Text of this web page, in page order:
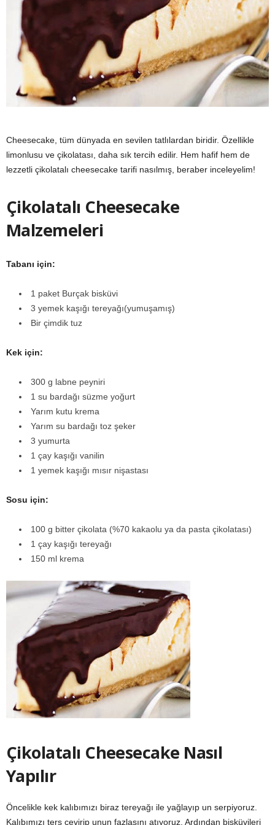
Cheesecake, tüm dünyada en sevilen tatlılardan biridir. Özellikle
limonlusu ve çikolatası, daha sık tercih edilir. Hem hafif hem de
lezzetli çikolatalı cheesecake tarifi nasılmış, beraber inceleyelim!
Çikolatalı Cheesecake
Malzemeleri
Tabanı için:
1 paket Burçak bisküvi
3 yemek kaşığı tereyağı(yumuşamış)
Bir çimdik tuz
Kek için:
300 g labne peyniri
1 su bardağı süzme yoğurt
Yarım kutu krema
Yarım su bardağı toz şeker
3 yumurta
1 çay kaşığı vanilin
1 yemek kaşığı mısır nişastası
Sosu için:
100 g bitter çikolata (%70 kakaolu ya da pasta çikolatası)
1 çay kaşığı tereyağı
150 ml krema
Çikolatalı Cheesecake Nasıl
Yapılır
Öncelikle kek kalıbımızı biraz tereyağı ile yağlayıp un serpiyoruz.
Kalıbımızı ters çevirip unun fazlasını atıyoruz. Ardından bisküvileri